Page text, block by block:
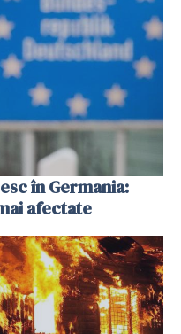
în Germania:
afectate